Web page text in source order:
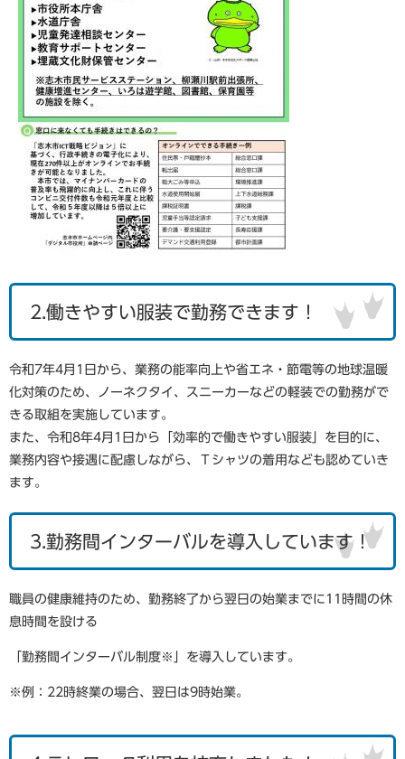
2.働きやすい服装で勤務できます！
令和7年4月1日から、業務の能率向上や省エネ・節電等の地球温暖
化対策のため、ノーネクタイ、スニーカーなどの軽装での勤務がで
きる取組を実施しています。
また、令和8年4月1日から「効率的で働きやすい服装」を目的に、
業務内容や接遇に配慮しながら、Ｔシャツの着用なども認めていき
ます。
3.勤務間インターバルを導入しています！
職員の健康維持のため、勤務終了から翌日の始業までに11時間の休
息時間を設ける
「勤務間インターバル制度※」を導入しています。
※例：22時終業の場合、翌日は9時始業。